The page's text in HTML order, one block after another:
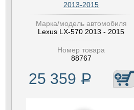
2013-2015
Марка/модель автомобиля
Lexus LX-570 2013 - 2015
Номер товара
88767
25 359 Р